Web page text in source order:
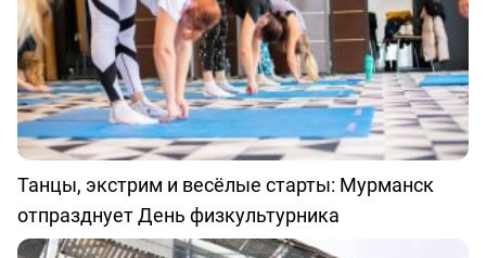
Танцы, экстрим и весёлые старты: Мурманск
отпразднует День физкультурника